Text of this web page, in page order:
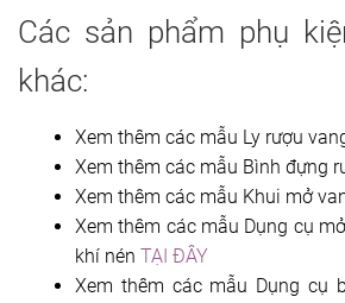
Các sản phẩm phụ
khác:
Xem thêm các mẫu Ly rượu
Xem thêm các mẫu Bình đựng
Xem thêm các mẫu Khui mở
Xem thêm các mẫu Dụng cụ
khí nén TẠI ĐÂY
Xem thêm các mẫu Dụng cụ